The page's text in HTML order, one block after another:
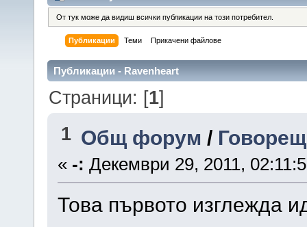
От тук може да видиш всички публикации на този потребител.
Публикации Теми Прикачени файлове
Публикации - Ravenheart
Страници: [1]
1 Общ форум /
« -: Декември 29, 2011,
Това първото изглежда